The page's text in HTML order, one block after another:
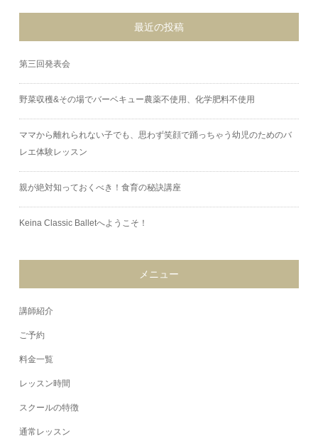
最近の投稿
第三回発表会
野菜収穫&その場でバーベキュー農薬不使用、化学肥料不使用
ママから離れられない子でも、思わず笑顔で踊っちゃう幼児のためのバ
レエ体験レッスン
親が絶対知っておくべき！食育の秘訣講座
Keina Classic Balletへようこそ！
メニュー
講師紹介
ご予約
料金一覧
レッスン時間
スクールの特徴
通常レッスン